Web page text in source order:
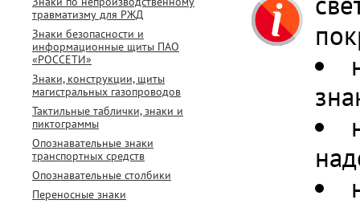
травматизму для РЖД
Знаки безопасности и
информационные щиты ПАО
«РОССЕТИ»
Знаки, конструкции, щиты
магистральных газопроводов
Тактильные таблички, знаки и
пиктограммы
Опознавательные знаки
транспортных средств
Опознавательные столбики
Переносные знаки